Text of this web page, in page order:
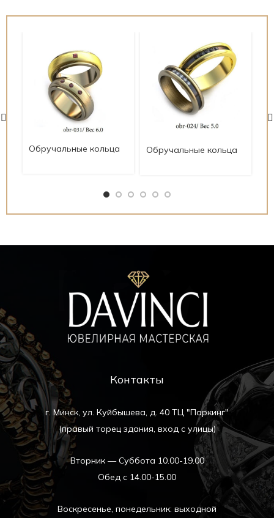
Обручальные кольца
Обручальные кольца
Контакты
г. Минск, ул. Куйбышева, д. 40 ТЦ "Паркинг"
(правый торец здания, вход с улицы)
Вторник — Суббота 10.00-19.00
Обед с 14.00-15.00
Воскресенье, понедельник: выходной